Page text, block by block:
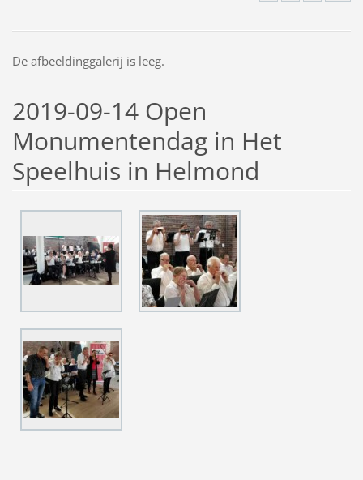
De afbeeldinggalerij is leeg.
2019-09-14 Open
Monumentendag in Het
Speelhuis in Helmond